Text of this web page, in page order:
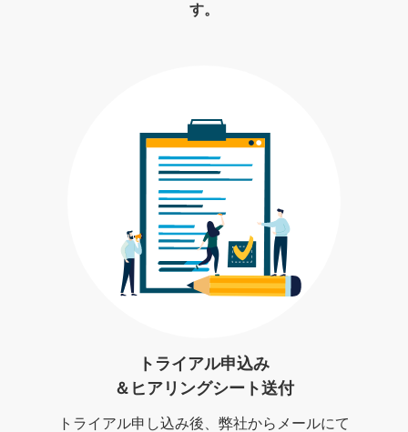
す。
トライアル申込み
＆ヒアリングシート送付
トライアル申し込み後、弊社からメールにて